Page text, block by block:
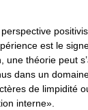
est le
une théorie peut
dans un
de limpidité
interne».